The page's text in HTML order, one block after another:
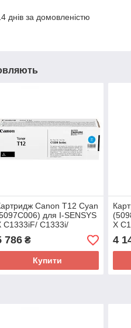
днів за домовленістю
Canon T12 Cyan
для I-SENSYS
C1333iF/ C1333i/
786₴
Купити
X
4